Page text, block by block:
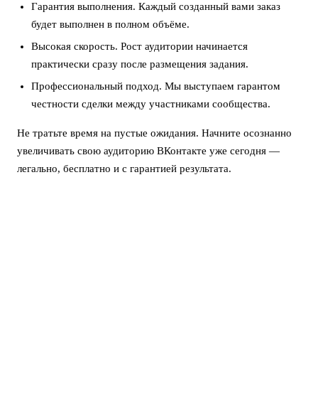
Гарантия выполнения. Каждый созданный вами заказ
будет выполнен в полном объёме.
Высокая скорость. Рост аудитории начинается
практически сразу после размещения задания.
Профессиональный подход. Мы выступаем гарантом
честности сделки между участниками сообщества.
Не тратьте время на пустые ожидания. Начните осознанно
увеличивать свою аудиторию ВКонтакте уже сегодня —
легально, бесплатно и с гарантией результата.